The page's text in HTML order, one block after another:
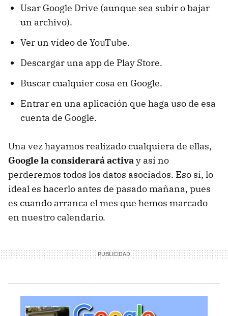
Usar Google Drive (aunque sea subir o bajar
un archivo).
Ver un vídeo de YouTube.
Descargar una app de Play Store.
Buscar cualquier cosa en Google.
Entrar en una aplicación que haga uso de esa
cuenta de Google.
Una vez hayamos realizado cualquiera de ellas,
Google la considerará activay así no
perderemos todos los datos asociados. Eso sí, lo
ideal es hacerlo antes de pasado mañana, pues
es cuando arranca el mes que hemos marcado
en nuestro calendario.